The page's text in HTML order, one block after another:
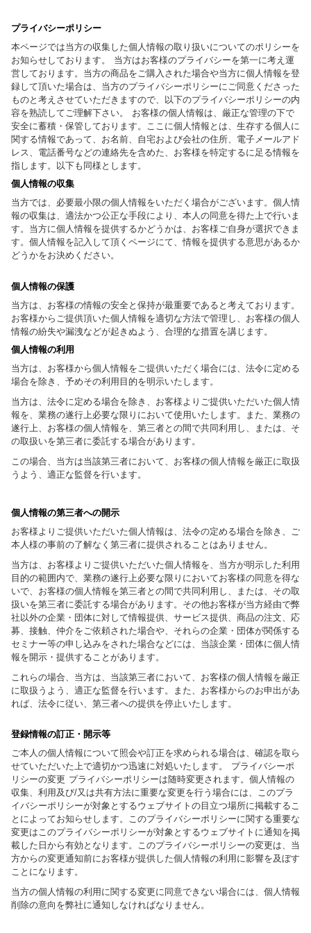
プライバシーポリシー
本ページでは当方の収集した個人情報の取り扱いについてのポリシーを
お知らせしております。 当方はお客様のプライバシーを第一に考え運
営しております。当方の商品をご購入された場合や当方に個人情報を登
録して頂いた場合は、当方のプライバシーポリシーにご同意くださった
ものと考えさせていただきますので、以下のプライバシーポリシーの内
容を熟読してご理解下さい。 お客様の個人情報は、厳正な管理の下で
安全に蓄積・保管しております。ここに個人情報とは、生存する個人に
関する情報であって、お名前、自宅および会社の住所、電子メールアド
レス、電話番号などの連絡先を含めた、お客様を特定するに足る情報を
指します。以下も同様とします。
個人情報の収集
当方では、必要最小限の個人情報をいただく場合がございます。個人情
報の収集は、適法かつ公正な手段により、本人の同意を得た上で行いま
す。当方に個人情報を提供するかどうかは、お客様ご自身が選択できま
す。個人情報を記入して頂くページにて、情報を提供する意思があるか
どうかをお決めください。
個人情報の保護
当方は、お客様の情報の安全と保持が最重要であると考えております。
お客様からご提供頂いた個人情報を適切な方法で管理し、お客様の個人
情報の紛失や漏洩などが起きぬよう、合理的な措置を講じます。
個人情報の利用
当方は、お客様から個人情報をご提供いただく場合には、法令に定める
場合を除き、予めその利用目的を明示いたします。
当方は、法令に定める場合を除き、お客様よりご提供いただいた個人情
報を、業務の遂行上必要な限りにおいて使用いたします。また、業務の
遂行上、お客様の個人情報を、第三者との間で共同利用し、または、そ
の取扱いを第三者に委託する場合があります。
この場合、当方は当該第三者において、お客様の個人情報を厳正に取扱
うよう、適正な監督を行います。
個人情報の第三者への開示
お客様よりご提供いただいた個人情報は、法令の定める場合を除き、ご
本人様の事前の了解なく第三者に提供されることはありません。
当方は、お客様よりご提供いただいた個人情報を、当方が明示した利用
目的の範囲内で、業務の遂行上必要な限りにおいてお客様の同意を得な
いで、お客様の個人情報を第三者との間で共同利用し、または、その取
扱いを第三者に委託する場合があります。その他お客様が当方経由で弊
社以外の企業・団体に対して情報提供、サービス提供、商品の注文、応
募、接触、仲介をご依頼された場合や、それらの企業・団体が関係する
セミナー等の申し込みをされた場合などには、当該企業・団体に個人情
報を開示・提供することがあります。
これらの場合、当方は、当該第三者において、お客様の個人情報を厳正
に取扱うよう、適正な監督を行います。また、お客様からのお申出があ
れば、法令に従い、第三者への提供を停止いたします。
登録情報の訂正・開示等
ご本人の個人情報について照会や訂正を求められる場合は、確認を取ら
せていただいた上で適切かつ迅速に対処いたします。 プライバシーポ
リシーの変更 プライバシーポリシーは随時変更されます。個人情報の
収集、利用及び/又は共有方法に重要な変更を行う場合には、このプラ
イバシーポリシーが対象とするウェブサイトの目立つ場所に掲載するこ
とによってお知らせします。このプライバシーポリシーに関する重要な
変更はこのプライバシーポリシーが対象とするウェブサイトに通知を掲
載した日から有効となります。このプライバシーポリシーの変更は、当
方からの変更通知前にお客様が提供した個人情報の利用に影響を及ぼす
ことになります。
当方の個人情報の利用に関する変更に同意できない場合には、個人情報
削除の意向を弊社に通知しなければなりません。